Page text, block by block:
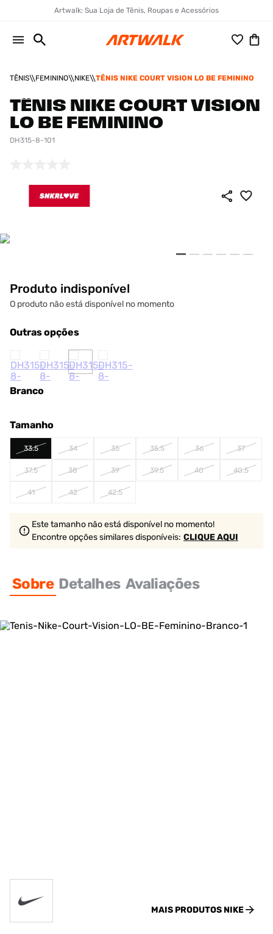
Artwalk: Sua Loja de Tênis, Roupas e Acessórios
TÊNIS FEMININO NIKE TÊNIS NIKE COURT VISION LO BE FEMININO
TÊNIS NIKE COURT VISION
LO BE FEMININO
DH315-8-101
Produto indisponível
O produto não está disponível no momento
Outras opções
Branco
Tamanho
33.5 34 35 35.5 36 37
37.5 38 39 39.5 40 40.5
41 42 42.5
Este tamanho não está disponível no momento!
Encontre opções similaresdisponíveis: CLIQUE AQUI
Sobre Detalhes Avaliações
MAIS PRODUTOS NIKE